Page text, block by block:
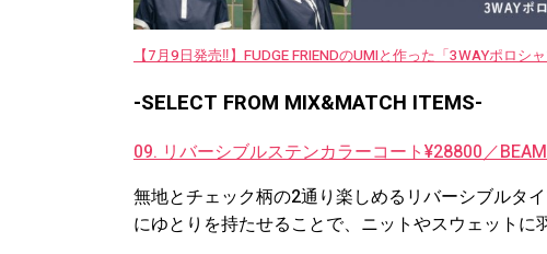
【7月9日発売‼︎】FUDGE FRIENDのUMIと作った「3WAYポロシ
-SELECT FROM MIX&MATCH ITEMS-
09. リバーシブルステンカラーコート¥28800／
無地とチェック柄の2通り楽しめるリバーシブルタ
にゆとりを持たせることで、ニットやスウェットに